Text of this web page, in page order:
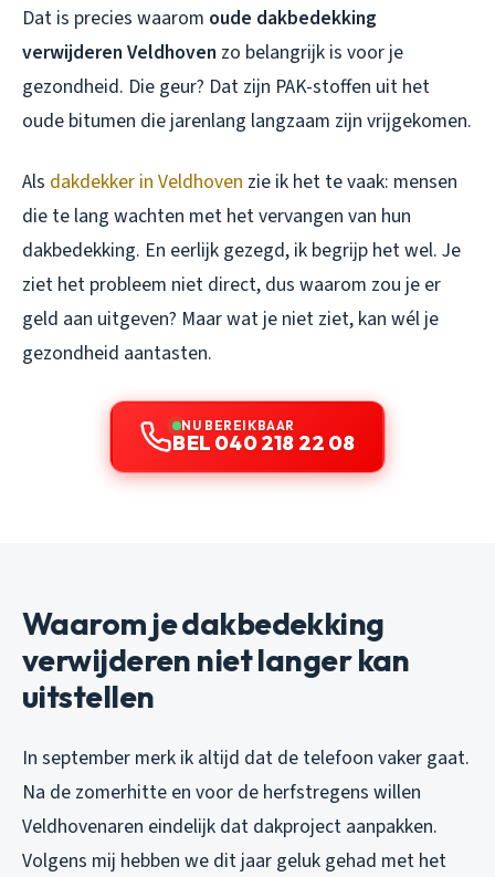
Dat is precies waarom oude dakbedekking
verwijderen Veldhoven zo belangrijk is voor je
gezondheid. Die geur? Dat zijn PAK-stoffen uit het
oude bitumen die jarenlang langzaam zijn vrijgekomen.
Als dakdekker in Veldhoven zie ik het te vaak: mensen
die te lang wachten met het vervangen van hun
dakbedekking. En eerlijk gezegd, ik begrijp het wel. Je
ziet het probleem niet direct, dus waarom zou je er
geld aan uitgeven? Maar wat je niet ziet, kan wél je
gezondheid aantasten.
NU BEREIKBAAR
BEL 040 218 22 08
Waarom je dakbedekking
verwijderen niet langer kan
uitstellen
In september merk ik altijd dat de telefoon vaker gaat.
Na de zomerhitte en voor de herfstregens willen
Veldhovenaren eindelijk dat dakproject aanpakken.
Volgens mij hebben we dit jaar geluk gehad met het